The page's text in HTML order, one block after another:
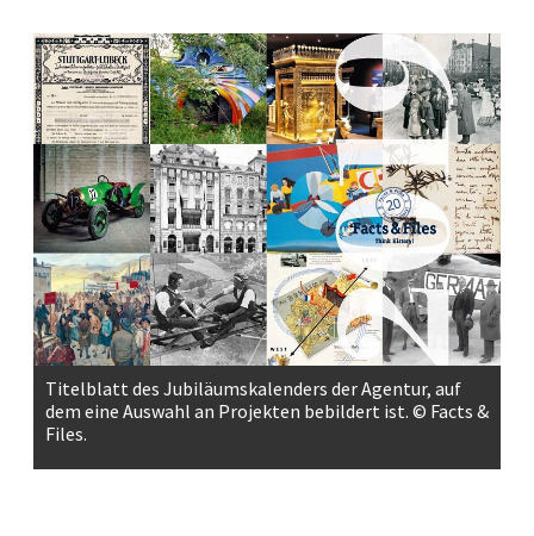
Titelblatt des Jubiläumskalenders der Agentur, auf
dem eine Auswahl an Projekten bebildert ist. © Facts &
Files.